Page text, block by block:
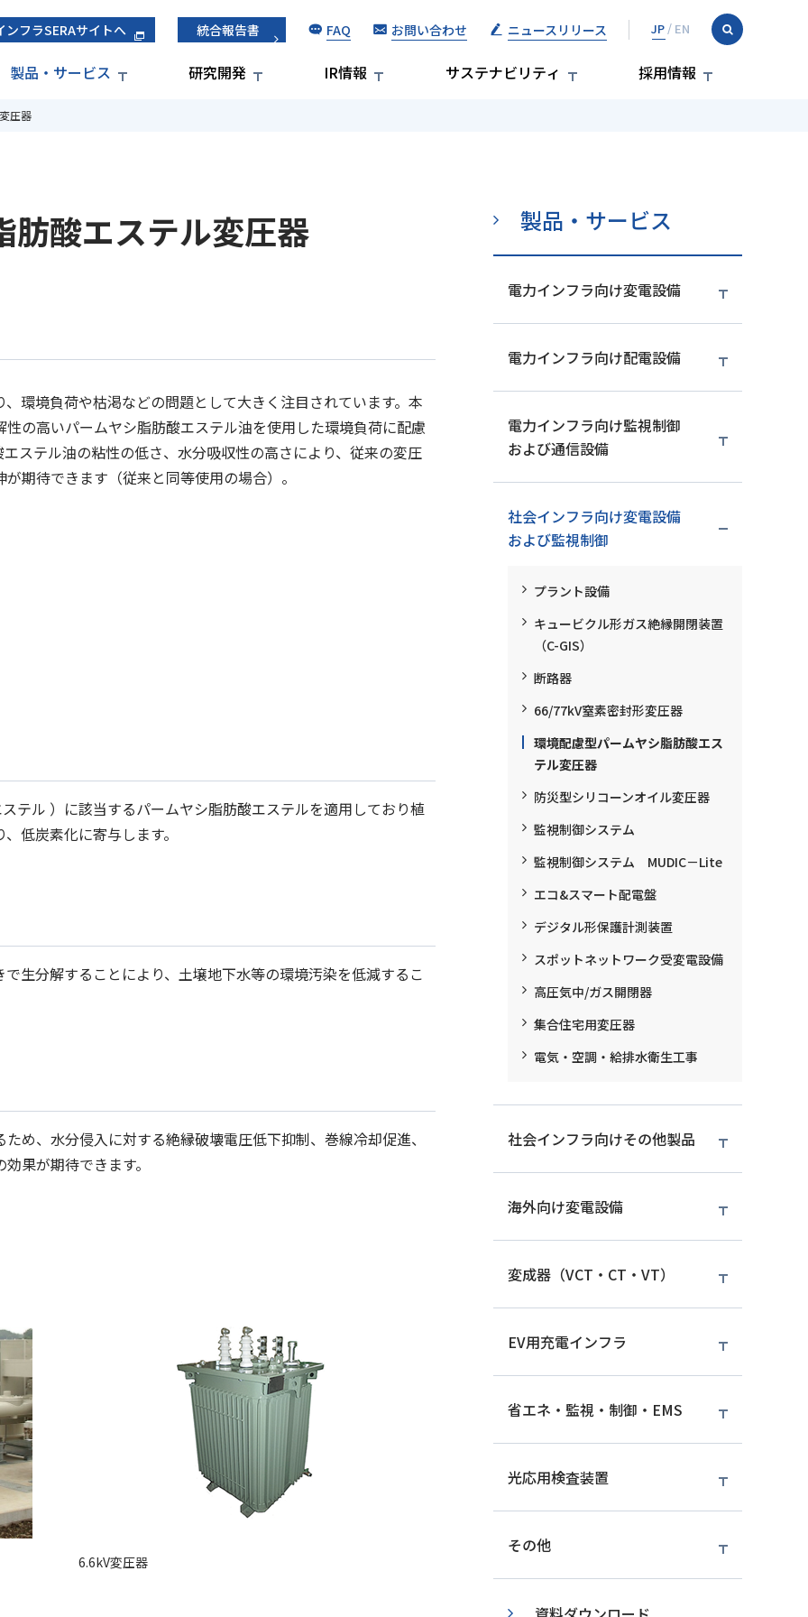
ンフラSERAサイトへ 統合報告書 FAQ お問い合わせ ニュースリリース
製品・サービス 研究開発 IR情報 サステナビリティ 採用情報
圧器
肪酸エステル変圧器
環境負荷や枯渇などの問題として大きく注目されています。本
の高いパームヤシ脂肪酸エステル油を使用した環境負荷に配慮
ステル油の粘性の低さ、水分吸収性の高さにより、従来の変圧
期待できます（従来と同等使用の場合）。
ル ）に該当するパームヤシ脂肪酸エステルを適用しており植
低炭素化に寄与します。
生分解することにより、土壌地下水等の環境汚染を低減するこ
め、水分侵入に対する絶縁破壊電圧低下抑制、巻線冷却促進、
果が期待できます。
6.6kV変圧器
製品・サービス
電力インフラ向け変電設備
電力インフラ向け配電設備
電力インフラ向け監視制御
および通信設備
社会インフラ向け変電設備
および監視制御
プラント設備
キュービクル形ガス絶縁開閉装置
（C-GIS）
断路器
66/77kV窒素密封形変圧器
環境配慮型パームヤシ脂肪酸エス
テル変圧器
防災型シリコーンオイル変圧器
監視制御システム
監視制御システム MUDIC－Lite
エコ&スマート配電盤
デジタル形保護計測装置
スポットネットワーク受変電設備
高圧気中/ガス開閉器
集合住宅用変圧器
電気・空調・給排水衛生工事
社会インフラ向けその他製品
海外向け変電設備
変成器（VCT・CT・VT）
EV用充電インフラ
省エネ・監視・制御・EMS
光応用検査装置
その他